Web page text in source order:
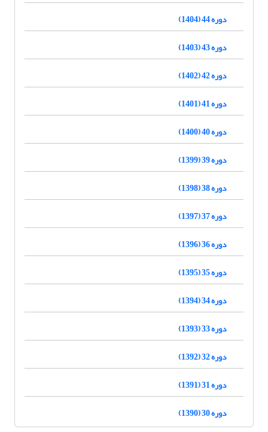
دوره 44 (1404)
دوره 43 (1403)
دوره 42 (1402)
دوره 41 (1401)
دوره 40 (1400)
دوره 39 (1399)
دوره 38 (1398)
دوره 37 (1397)
دوره 36 (1396)
دوره 35 (1395)
دوره 34 (1394)
دوره 33 (1393)
دوره 32 (1392)
دوره 31 (1391)
دوره 30 (1390)